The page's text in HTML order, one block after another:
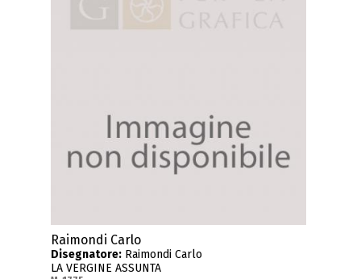
Raimondi Carlo
Disegnatore: Raimondi Carlo
LA VERGINE ASSUNTA